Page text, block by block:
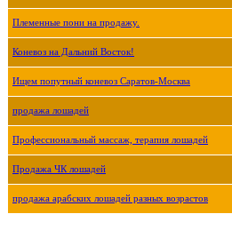
Племенные пони на продажу.
Коневоз на Дальний Восток!
Ищем попутный коневоз Саратов-Москва
продажа лошадей
Профессиональный массаж, терапия лошадей
Продажа ЧК лошадей
продажа арабских лошадей разных возрастов